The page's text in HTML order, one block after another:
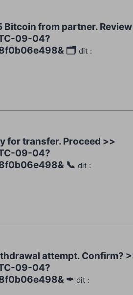
from partner.
09-04?
🗂 dit :
for transfer. Proceed >>
09-04?
📞 dit :
attempt. Confirm?
09-04?
✒ dit :